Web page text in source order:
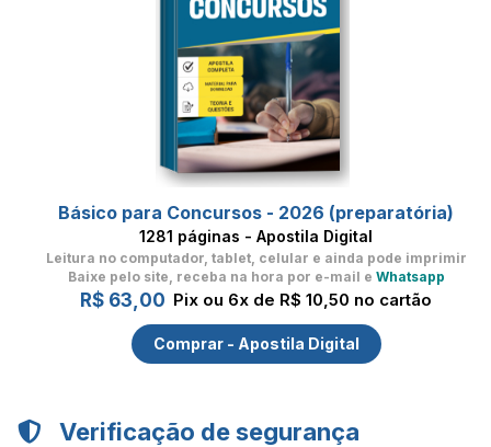
Básico para Concursos - 2026 (preparatória)
1281 páginas - Apostila Digital
Leitura no computador, tablet, celular e ainda pode imprimir
Baixe pelo site, receba na hora por e-mail e Whatsapp
R$ 63,00 Pix ou 6x de R$ 10,50 no cartão
Comprar - Apostila Digital
Verificação de segurança